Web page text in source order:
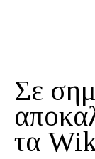
Σε
τα